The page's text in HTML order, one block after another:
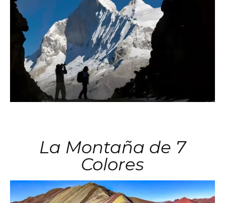
La Montaña de 7
Colores